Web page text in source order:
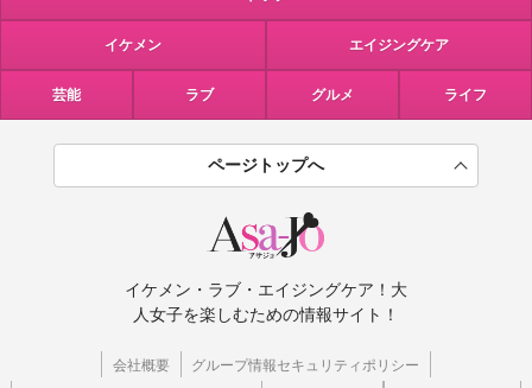
イケメン エイジングケア
芸能 ラブ グルメ ライフ
ページトップへ
イケメン・ラブ・エイジングケア！大
人女子を楽しむための情報サイト！
会社概要
グループ情報セキュリティポリシー